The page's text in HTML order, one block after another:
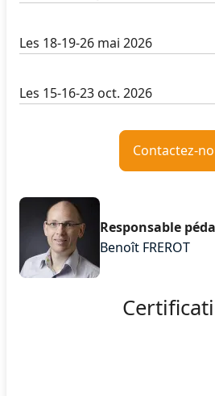
Les 18-19-26 mai 2026
Les 15-16-23 oct. 2026
Contactez-
Responsable
Benoît FREROT